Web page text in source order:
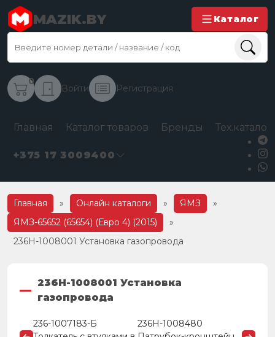
MAZIK.BY Каталог
0
Войти Регистрация
Главная Каталог товаров Бренды
+375 17 3009400
Главная » Онлайн каталоги » ЯМЗ
»
ЯМЗ-65652 (65654) (Евро 4) (2015)
»
236H-1008001 Установка газопровода
236H-1008001 Установка
газопровода
236-1007183-Б
236Н-1008480